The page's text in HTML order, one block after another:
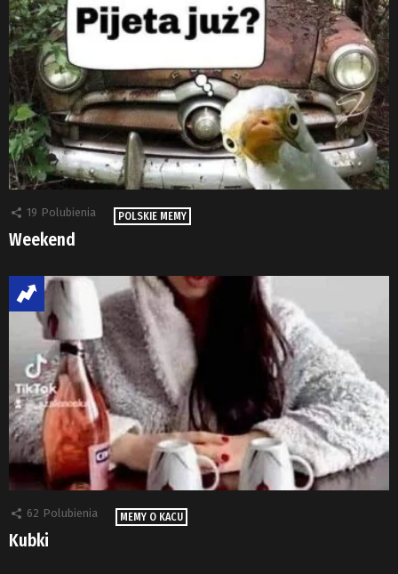
19 Polubienia POLSKIE MEMY
Weekend
62 Polubienia MEMY O KACU
Kubki